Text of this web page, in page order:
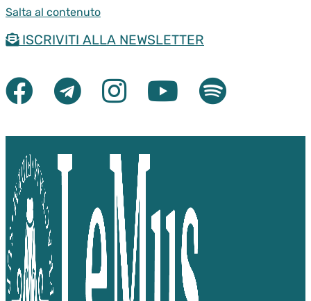
Salta al contenuto
ISCRIVITI ALLA NEWSLETTER